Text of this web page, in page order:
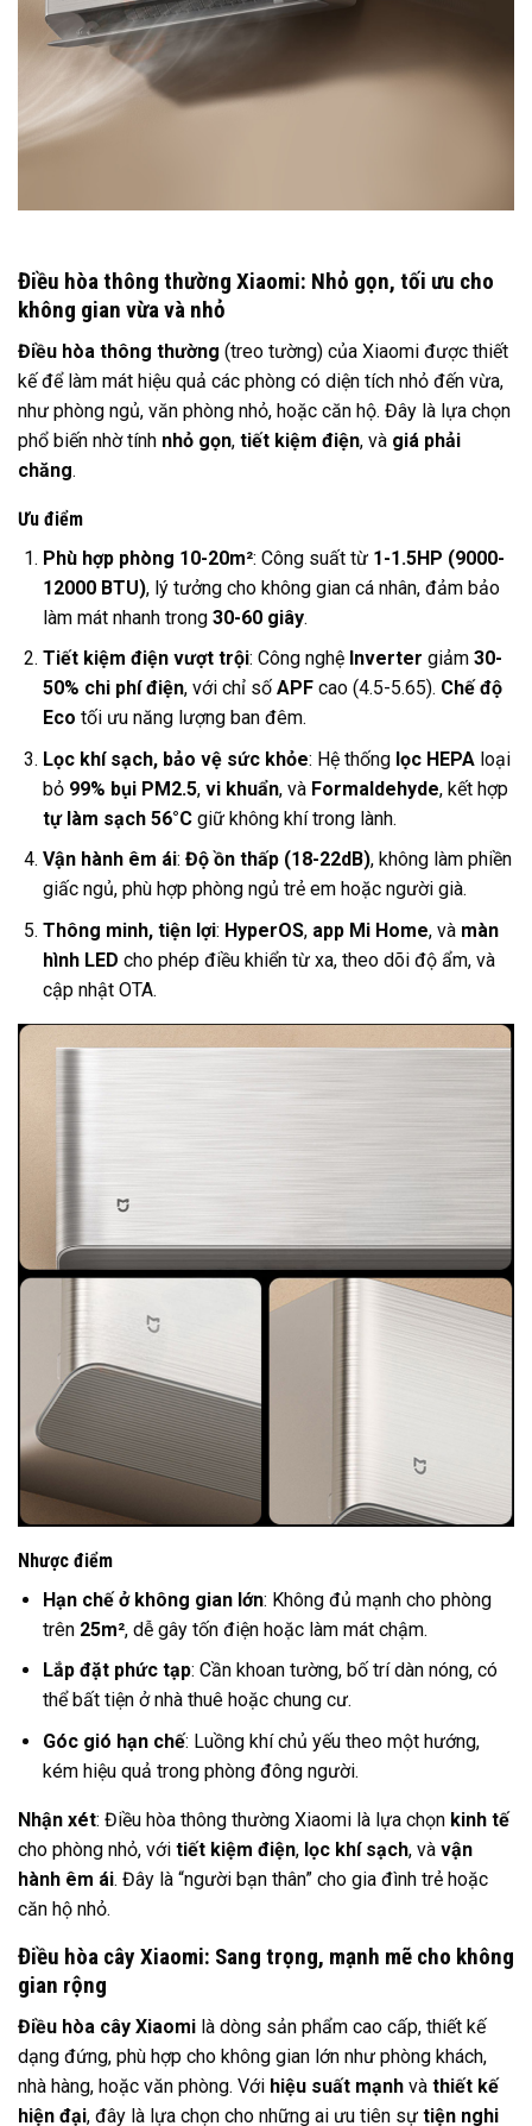
Điều hòa thông thường Xiaomi: Nhỏ gọn, tối ưu cho
không gian vừa và nhỏ
Điều hòa thông thường (treo tường) của Xiaomi được thiết
kế để làm mát hiệu quả các phòng có diện tích nhỏ đến vừa,
như phòng ngủ, văn phòng nhỏ, hoặc căn hộ. Đây là lựa chọn
phổ biến nhờ tính nhỏ gọn, tiết kiệm điện, và giá phải
chăng.
Ưu điểm
Phù hợp phòng 10-20m²: Công suất từ 1-1.5HP (9000-
12000 BTU), lý tưởng cho không gian cá nhân, đảm bảo
làm mát nhanh trong 30-60 giây.
Tiết kiệm điện vượt trội: Công nghệ Inverter giảm 30-
50% chi phí điện, với chỉ số APFcao (4.5-5.65). Chế độ
Eco tối ưu năng lượng ban đêm.
Lọc khí sạch, bảo vệ sức khỏe: Hệ thống lọc HEPAloại
bỏ 99% bụi PM2.5, vi khuẩn, và Formaldehyde, kết hợp
tự làm sạch 56°Cgiữ không khí trong lành.
Vận hành êm ái: Độ ồn thấp (18-22dB), không làm phiền
giấc ngủ, phù hợp phòng ngủ trẻ em hoặc người già.
Thông minh, tiện lợi: HyperOS, app Mi Home, và màn
hình LED cho phép điều khiển từ xa, theo dõi độ ẩm, và
cập nhật OTA.
Nhược điểm
Hạn chế ở không gian lớn: Không đủ mạnh cho phòng
trên 25m², dễ gây tốn điện hoặc làm mát chậm.
Lắp đặt phức tạp: Cần khoan tường, bố trí dàn nóng, có
thể bất tiện ở nhà thuê hoặc chung cư.
Góc gió hạn chế: Luồng khí chủ yếu theo một hướng,
kém hiệu quả trong phòng đông người.
Nhận xét: Điều hòa thông thường Xiaomi là lựa chọn kinh tế
cho phòng nhỏ, với tiết kiệm điện, lọc khí sạch, và vận
hành êm ái. Đây là “người bạn thân” cho gia đình trẻ hoặc
căn hộ nhỏ.
Điều hòa cây Xiaomi: Sang trọng, mạnh mẽ cho không
gian rộng
Điều hòa cây Xiaomi là dòng sản phẩm cao cấp, thiết kế
dạng đứng, phù hợp cho không gian lớn như phòng khách,
nhà hàng, hoặc văn phòng. Với hiệu suất mạnh và thiết kế
hiện đại, đây là lựa chọn cho những ai ưu tiên sự tiện nghi